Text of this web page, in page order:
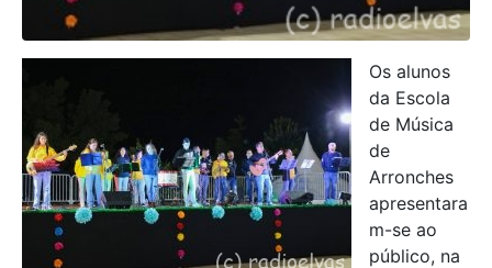
Os alunos
da Escola
de Música
de
Arronches
apresentara
m-se ao
público, na